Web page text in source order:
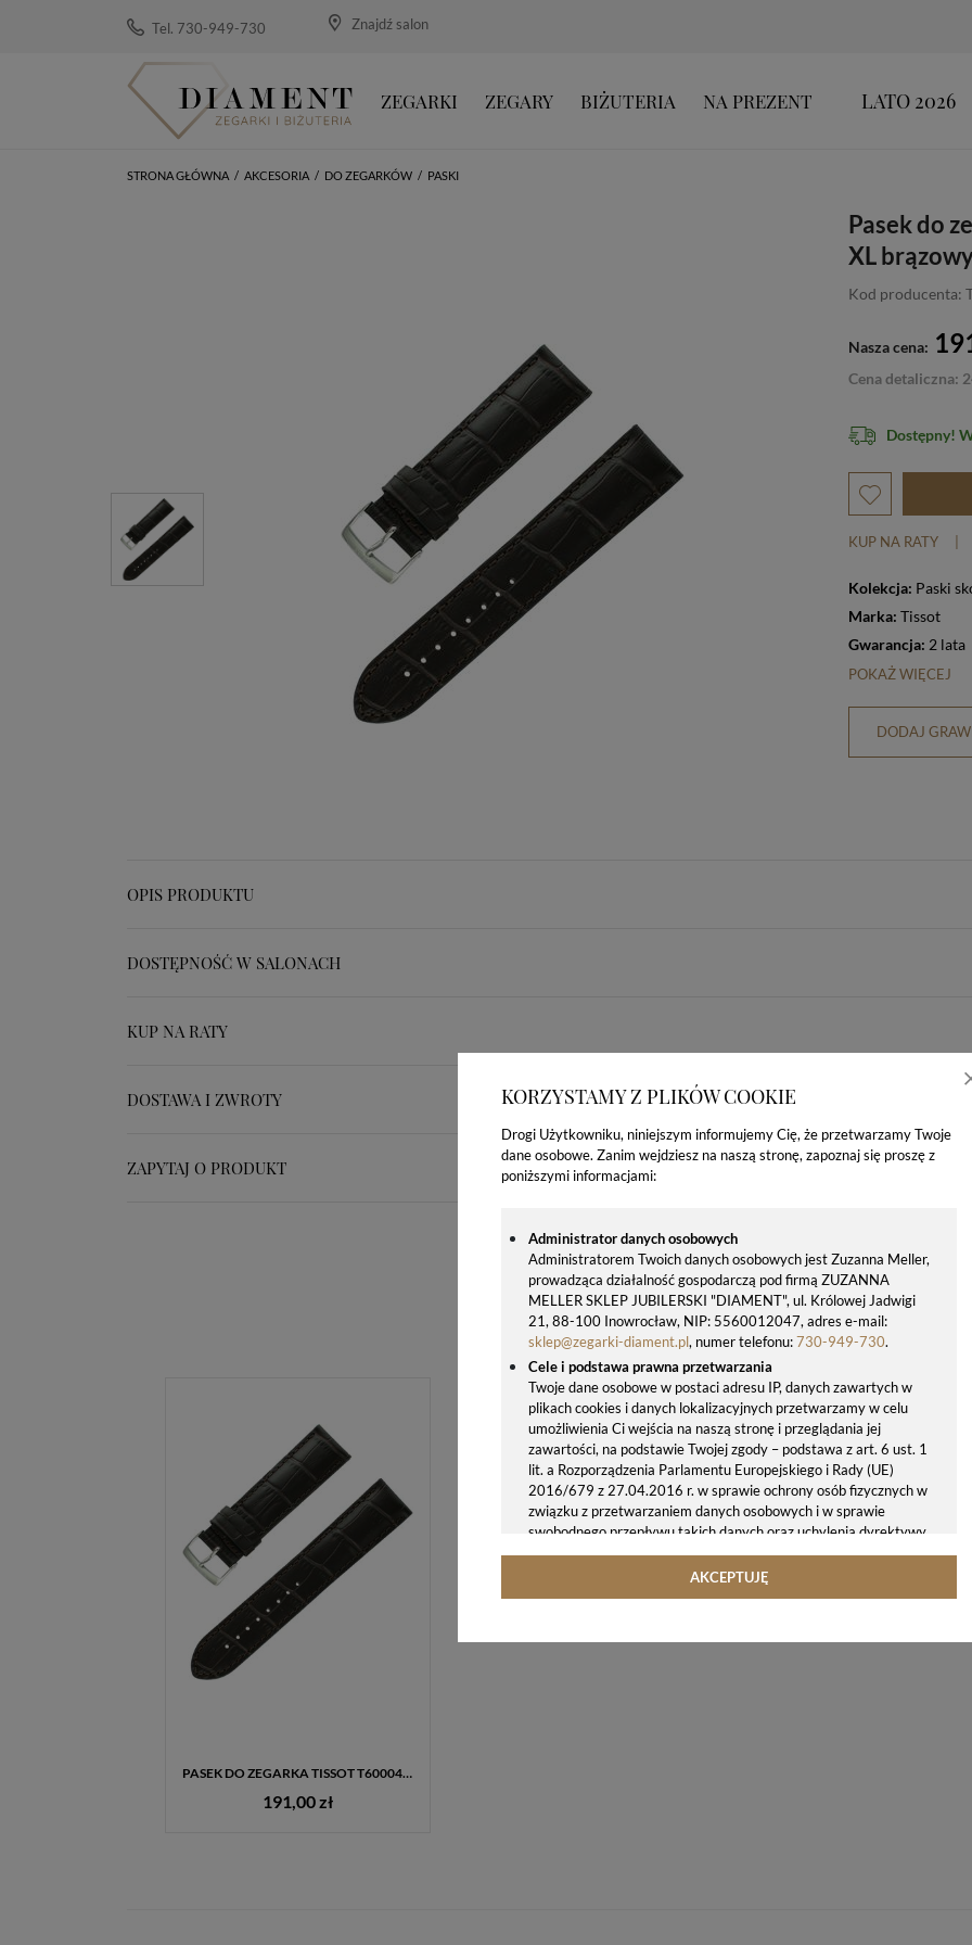
KORZYSTAMY Z PLIKÓW COOKIE
Drogi Użytkowniku, niniejszym informujemy Cię, że przetwarzamy Twoje
dane osobowe. Zanim wejdziesz na naszą stronę, zapoznaj się proszę z
poniższymi informacjami:
Administrator danych osobowych
Administratorem Twoich danych osobowych jest Zuzanna Meller,
prowadząca działalność gospodarczą pod firmą ZUZANNA
MELLER SKLEP JUBILERSKI "DIAMENT", ul. Królowej Jadwigi
21, 88-100 Inowrocław, NIP: 5560012047, adres e-mail:
sklep@zegarki-diament.pl, numer telefonu:730-949-730.
Cele i podstawa prawna przetwarzania
Twoje dane osobowe w postaci adresu IP, danych zawartych w
plikach cookies i danych lokalizacyjnych przetwarzamy w celu
umożliwienia Ci wejścia na naszą stronę i przeglądania jej
zawartości, na podstawie Twojej zgody – podstawa z art. 6 ust. 1
lit. a Rozporządzenia Parlamentu Europejskiego i Rady (UE)
2016/679 z 27.04.2016 r. w sprawie ochrony osób fizycznych w
związku z przetwarzaniem danych osobowych i w sprawie
swobodnego przepływu takich danych oraz uchylenia dyrektywy
95/46/WE (ogólne rozporządzenie o ochronie danych, tj. RODO).
Twoje dane osobowe możemy udostępniać hostingodawcy. Takie
zgodnie z naszymi poleceniami. Przekazujemy Twoje dane poza
AKCEPTUJĘ
Tel. 730-949-730 Znajdź salon
ZEGARKI ZEGARY BIŻUTERIA NA PREZENT LATO 2026
STRONA GŁÓWNA / AKCESORIA / DO ZEGARKÓW / PASKI
Pasek do
XL
Kod producenta:
Nasza cena:
Cena detaliczna:
Dostępny!
KUP NA RATY
Kolekcja: Paski
Marka: Tissot
Gwarancja: 2 lata
POKAŻ WIĘCEJ
DODAJ
OPIS PRODUKTU
DOSTĘPNOŚĆ W SALONACH
KUP NA RATY
DOSTAWA I ZWROTY
ZAPYTAJ O PRODUKT
OSTATNIO OGLĄDANE PRODUKTY
PASEK DO ZEGARKA TISSOT T600041655 GENT XL BRĄZOWY SKÓRZANY 22 MM
191,00 zł